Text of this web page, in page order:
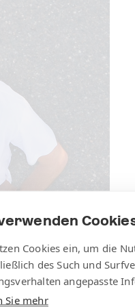
Cookies ein, um die
des Such und
angepasste
Sie mehr